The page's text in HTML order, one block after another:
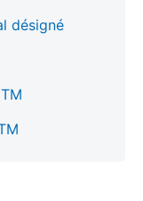
désigné